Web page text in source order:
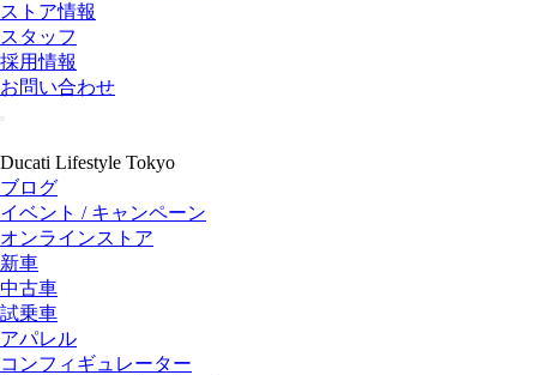
ストア情報
スタッフ
採用情報
お問い合わせ
Ducati Lifestyle Tokyo
ブログ
イベント / キャンペーン
オンラインストア
新車
中古車
試乗車
アパレル
コンフィギュレーター